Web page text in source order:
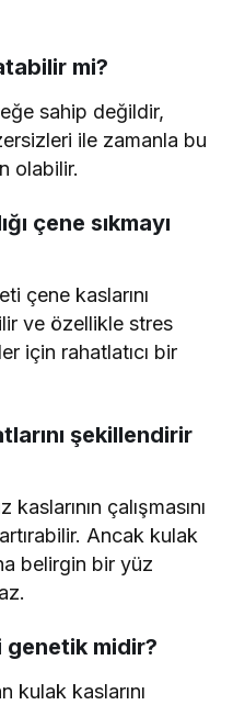
mi?
sahip değildir,
ile zamanla bu
olabilir.
çene sıkmayı
çene kaslarını
ve özellikle stres
için rahatlatıcı bir
şekillendirir
çalışmasını
artırabilir. Ancak kulak
belirgin bir yüz
midir?
kulak kaslarını